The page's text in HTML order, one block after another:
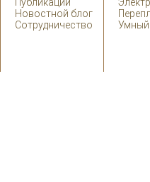
Новостной блог
Сотрудничество